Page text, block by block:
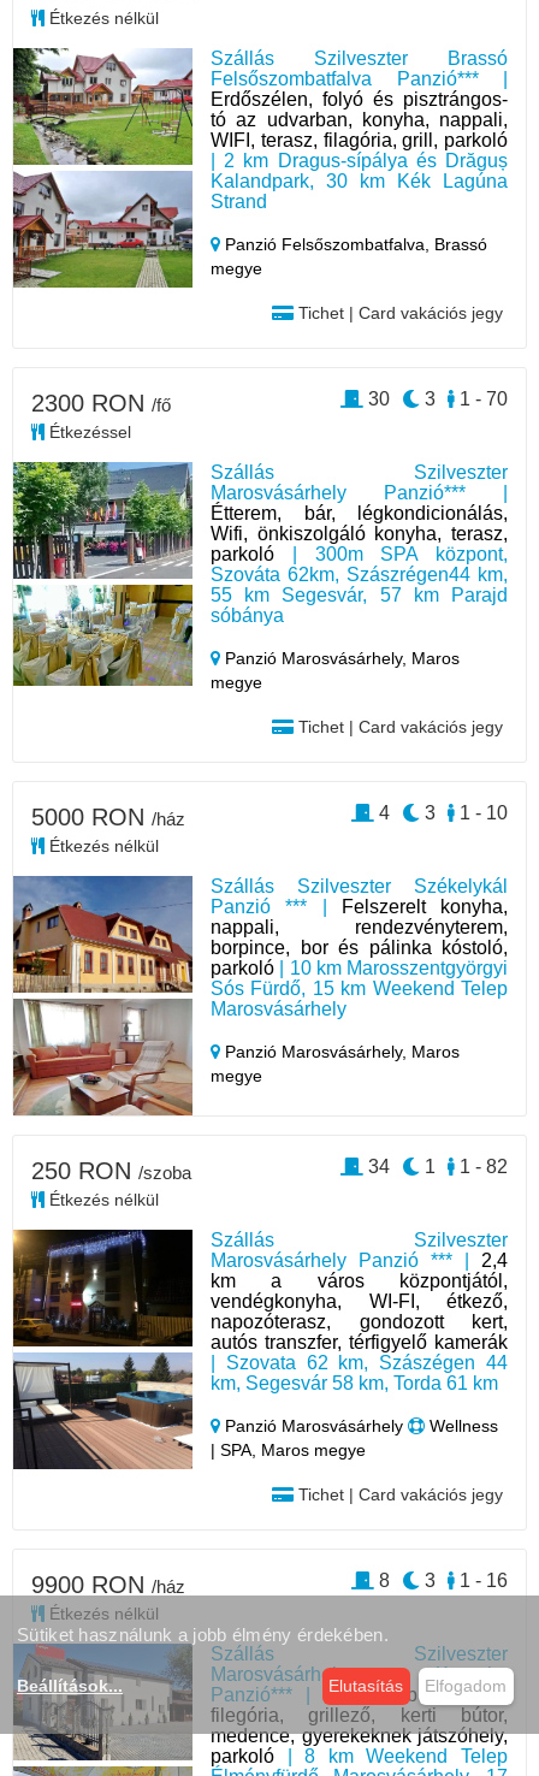
Szállás Szilveszter Brassó
Felsőszombatfalva Panzió*** |
Erdőszélen, folyó és pisztrángos-
tó az udvarban, konyha, nappali,
WIFI, terasz, filagória, grill, parkoló
| 2 km Dragus-sípálya és Drăguș
Kalandpark, 30 km Kék Lagúna
Strand
Panzió Felsőszombatfalva, Brassó
megye
Tichet | Card vakációs jegy
Étkezés nélkül
Szállás Szilveszter
Marosvásárhely Panzió*** |
Étterem, bár, légkondicionálás,
Wifi, önkiszolgáló konyha, terasz,
parkoló | 300m SPA központ,
Szováta 62km, Szászrégen44 km,
55 km Segesvár, 57 km Parajd
sóbánya
Panzió Marosvásárhely, Maros
megye
Tichet | Card vakációs jegy
2300 RON /fő
Étkezéssel
1 - 70
3
30
Szállás Szilveszter Székelykál
Panzió *** |
Felszerelt konyha,
nappali, rendezvényterem,
borpince, bor és pálinka kóstoló,
parkoló | 10 km Marosszentgyörgyi
Sós Fürdő, 15 km Weekend Telep
Marosvásárhely
Panzió Marosvásárhely, Maros
megye
5000 RON /ház
Étkezés nélkül
1 - 10
3
4
Szállás Szilveszter
Marosvásárhely Panzió *** | 2,4
km a város központjától,
vendégkonyha, WI-FI, étkező,
napozóterasz, gondozott kert,
autós transzfer, térfigyelő kamerák
| Szovata 62 km, Szászégen 44
km, Segesvár 58 km, Torda 61 km
Panzió Marosvásárhely
Wellness
| SPA, Maros megye
Tichet | Card vakációs jegy
250 RON /szoba
Étkezés nélkül
1 - 82
1
34
Szállás Szilveszter
Marosvásárhely Koronka
Panzió*** |Étterem, bár, terasz,
filegória, grillező, kerti bútor,
medence, gyerekeknek játszóhely,
parkoló | 8 km Weekend Telep
9900 RON /ház
Étkezés nélkül
1 - 16
3
8
Sütiket használunk a jobb élmény érdekében.
Beállítások... Elutasítás Elfogadom